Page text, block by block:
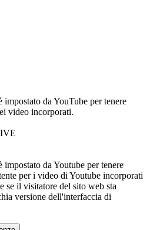
impostato da YouTube per tenere
video incorporati.
impostato da Youtube per tenere
per i video di Youtube incorporati
se il visitatore del sito web sta
versione dell'interfaccia di